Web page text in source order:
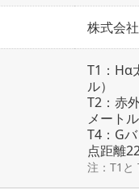
株式会
T1：Hα
ル）
T2：赤
メートル
T4：G
点距離
注：T1と